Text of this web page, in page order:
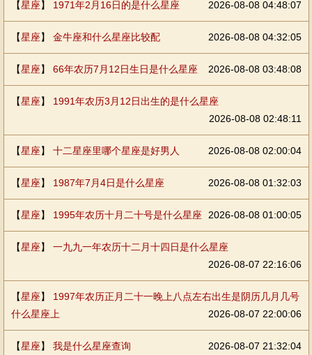
【星座】 1971年2月16日的是什么星座 2026-08-08 04:48:07
【星座】 金牛座和什么星座比较配 2026-08-08 04:32:05
【星座】 66年农历7月12日生日是什么星座 2026-08-08 03:48:08
【星座】 1991年农历3月12日出生的是什么星座
2026-08-08 02:48:11
【星座】 十二星座里哪个星座是好男人 2026-08-08 02:00:04
【星座】 1987年7月4日是什么星座 2026-08-08 01:32:03
【星座】 1995年农历十月二十号是什么星座 2026-08-08 01:00:05
【星座】 一九九一年农历十二月十四日是什么星座
2026-08-07 22:16:06
【星座】 1997年农历正月二十一晚上八点左右出生是阴历几月几号
什么星座上
2026-08-07 22:00:06
【星座】 我是什么星座查询 2026-08-07 21:32:04